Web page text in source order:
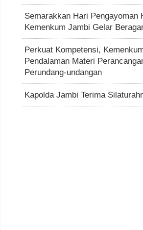
Semarakkan Hari Pengayoman
Kemenkum Jambi Gelar
Perkuat Kompetensi,
Pendalaman Materi
Perundang-undangan
Kapolda Jambi Terima